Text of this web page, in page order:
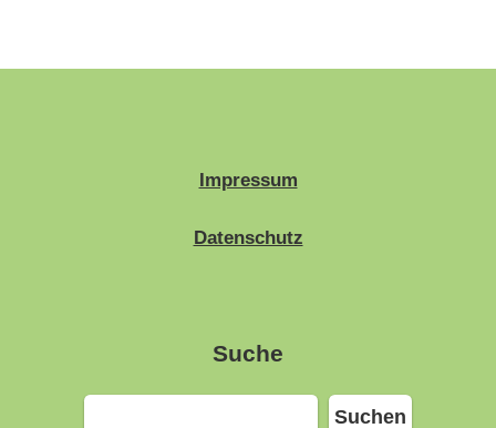
Impressum
Datenschutz
Suche
Suchen
Suchen